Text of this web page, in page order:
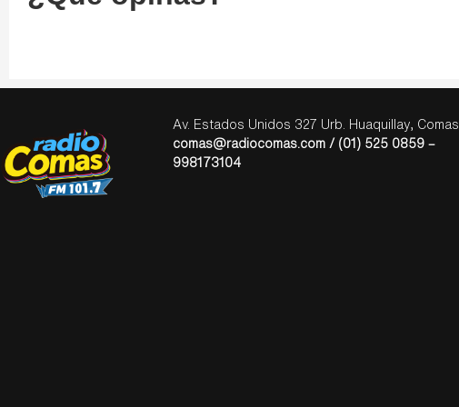
Av. Estados Unidos 327 Urb. Huaquillay, Comas
comas@radiocomas.com / (01) 525 0859 –
998173104